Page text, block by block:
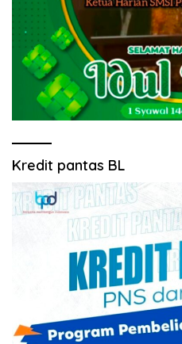
Kredit pantas BL